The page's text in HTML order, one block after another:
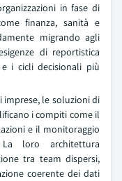
in fase di
finanza, sanità e
migrando agli
di reportistica
i cicli decisionali più
imprese, le soluzioni di
i compiti come il
e il monitoraggio
loro architettura
tra team dispersi,
coerente dei dati